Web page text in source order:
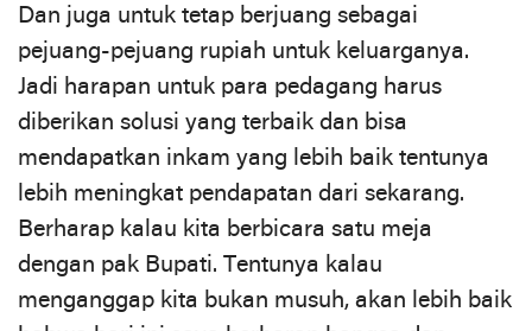
Dan juga untuk tetap berjuang sebagai
pejuang-pejuang rupiah untuk keluarganya.
Jadi harapan untuk para pedagang harus
diberikan solusi yang terbaik dan bisa
mendapatkan inkam yang lebih baik tentunya
lebih meningkat pendapatan dari sekarang.
Berharap kalau kita berbicara satu meja
dengan pak Bupati. Tentunya kalau
menganggap kita bukan musuh, akan lebih baik